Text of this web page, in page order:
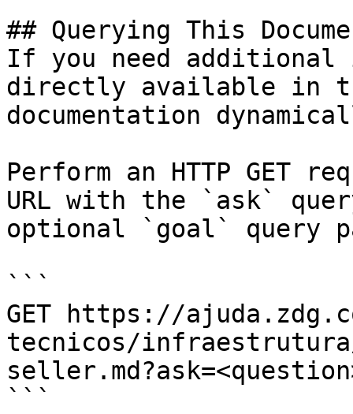
## Querying This
If you need
directly available in
documentation
Perform an HTTP GET
URL with the `ask`
optional `goal` query
```
GET https://
tecnicos/
```